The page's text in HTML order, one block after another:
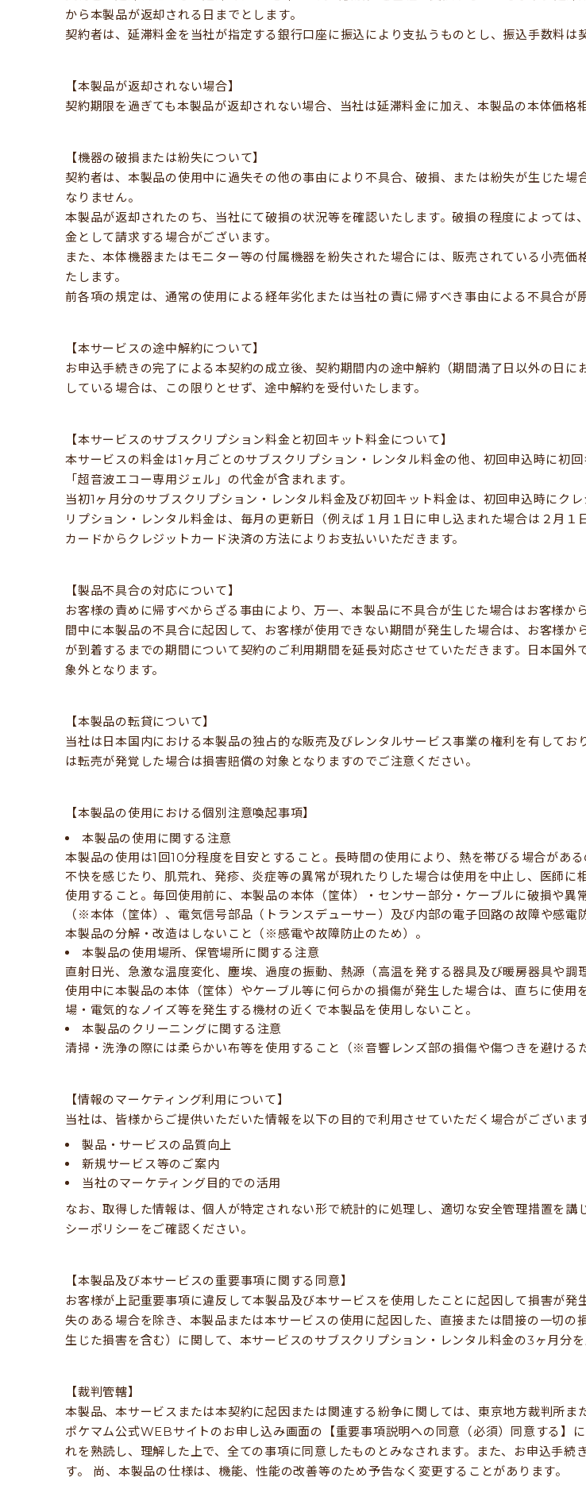
から本製品が返却される日までとします。
契約者は、延滞料金を当社が指定する銀行口座に振込により支払うものとし、振込手数料は
【本製品が返却されない場合】
契約期限を過ぎても本製品が返却されない場合、当社は延滞料金に加え、本製品の本体価格
【機器の破損または紛失について】
契約者は、本製品の使用中に過失その他の事由により不具合、破損、または紛失が生じた
なりません。
本製品が返却されたのち、当社にて破損の状況等を確認いたします。破損の程度によって
金として請求する場合がございます。
また、本体機器またはモニター等の付属機器を紛失された場合には、販売されている小売
たします。
前各項の規定は、通常の使用による経年劣化または当社の責に帰すべき事由による不具合が
【本サービスの途中解約について】
お申込手続きの完了による本契約の成立後、契約期間内の途中解約（期間満了日以外の日
している場合は、この限りとせず、途中解約を受付いたします。
【本サービスのサブスクリプション料金と初回キット料金について】
本サービスの料金は1ヶ月ごとのサブスクリプション・レンタル料金の他、初回申込時に初
「超音波エコー専用ジェル」の代金が含まれます。
当初1ヶ月分のサブスクリプション・レンタル料金及び初回キット料金は、初回申込時にク
リプション・レンタル料金は、毎月の更新日（例えば１月１日に申し込まれた場合は２月
カードからクレジットカード決済の方法によりお支払いいただきます。
【製品不具合の対応について】
お客様の責めに帰すべからざる事由により、万一、本製品に不具合が生じた場合はお客様
間中に本製品の不具合に起因して、お客様が使用できない期間が発生した場合は、お客様
が到着するまでの期間について契約のご利用期間を延長対応させていただきます。日本国
象外となります。
【本製品の転貸について】
当社は日本国内における本製品の独占的な販売及びレンタルサービス事業の権利を有して
は転売が発覚した場合は損害賠償の対象となりますのでご注意ください。
【本製品の使用における個別注意喚起事項】
本製品の使用に関する注意
本製品の使用は1回10分程度を目安とすること。長時間の使用により、熱を帯びる場合があ
不快を感じたり、肌荒れ、発疹、炎症等の異常が現れたりした場合は使用を中止し、医師
使用すること。毎回使用前に、本製品の本体（筐体）・センサー部分・ケーブルに破損や
（※本体（筐体）、電気信号部品（トランスデューサー）及び内部の電子回路の故障や感電
本製品の分解・改造はしないこと（※感電や故障防止のため）。
本製品の使用場所、保管場所に関する注意
直射日光、急激な温度変化、塵埃、過度の振動、熱源（高温を発する器具及び暖房器具や
使用中に本製品の本体（筐体）やケーブル等に何らかの損傷が発生した場合は、直ちに使
場・電気的なノイズ等を発生する機材の近くで本製品を使用しないこと。
本製品のクリーニングに関する注意
清掃・洗浄の際には柔らかい布等を使用すること（※音響レンズ部の損傷や傷つきを避ける
【情報のマーケティング利用について】
当社は、皆様からご提供いただいた情報を以下の目的で利用させていただく場合がございます
製品・サービスの品質向上
新規サービス等のご案内
当社のマーケティング目的での活用
なお、取得した情報は、個人が特定されない形で統計的に処理し、適切な安全管理措置を
シーポリシーをご確認ください。
【本製品及び本サービスの重要事項に関する同意】
お客様が上記重要事項に違反して本製品及び本サービスを使用したことに起因して損害が
失のある場合を除き、本製品または本サービスの使用に起因した、直接または間接の一切
生じた損害を含む）に関して、本サービスのサブスクリプション・レンタル料金の3ヶ月分
【裁判管轄】
本製品、本サービスまたは本契約に起因または関連する紛争に関しては、東京地方裁判所ま
ポケマム公式WEBサイトのお申し込み画面の【重要事項説明への同意（必須）同意する】
れを熟読し、理解した上で、全ての事項に同意したものとみなされます。また、お申込手
す。 尚、本製品の仕様は、機能、性能の改善等のため予告なく変更することがあります。